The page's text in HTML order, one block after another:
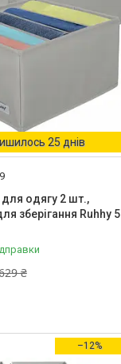
25 днів
для одягу 2 шт.,
зберігання Ruhhy 5
₴
–12%